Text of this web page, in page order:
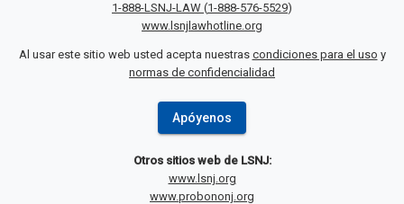
1-888-LSNJ-LAW (1-888-576-5529)
www.lsnjlawhotline.org
Al usar este sitio web usted acepta nuestras condiciones para el uso y
normas de confidencialidad
Apóyenos
Otros sitios web de LSNJ:
www.lsnj.org
www.probononj.org